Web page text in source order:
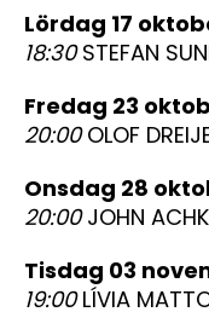
lördag 17
18:30STEFAN
fredag 23
20:00OLOF
onsdag 28
20:00JOHN
tisdag 03
19:00LÍVIA